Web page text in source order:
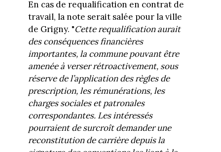
En cas de requalification en contrat de
travail, la note serait salée pour la ville
de Grigny. "Cette requalification aurait
des conséquences financières
importantes, la commune pouvant être
amenée à verser rétroactivement, sous
réserve de l’application des règles de
prescription, les rémunérations, les
charges sociales et patronales
correspondantes. Les intéressés
pourraient de surcroît demander une
reconstitution de carrière depuis la